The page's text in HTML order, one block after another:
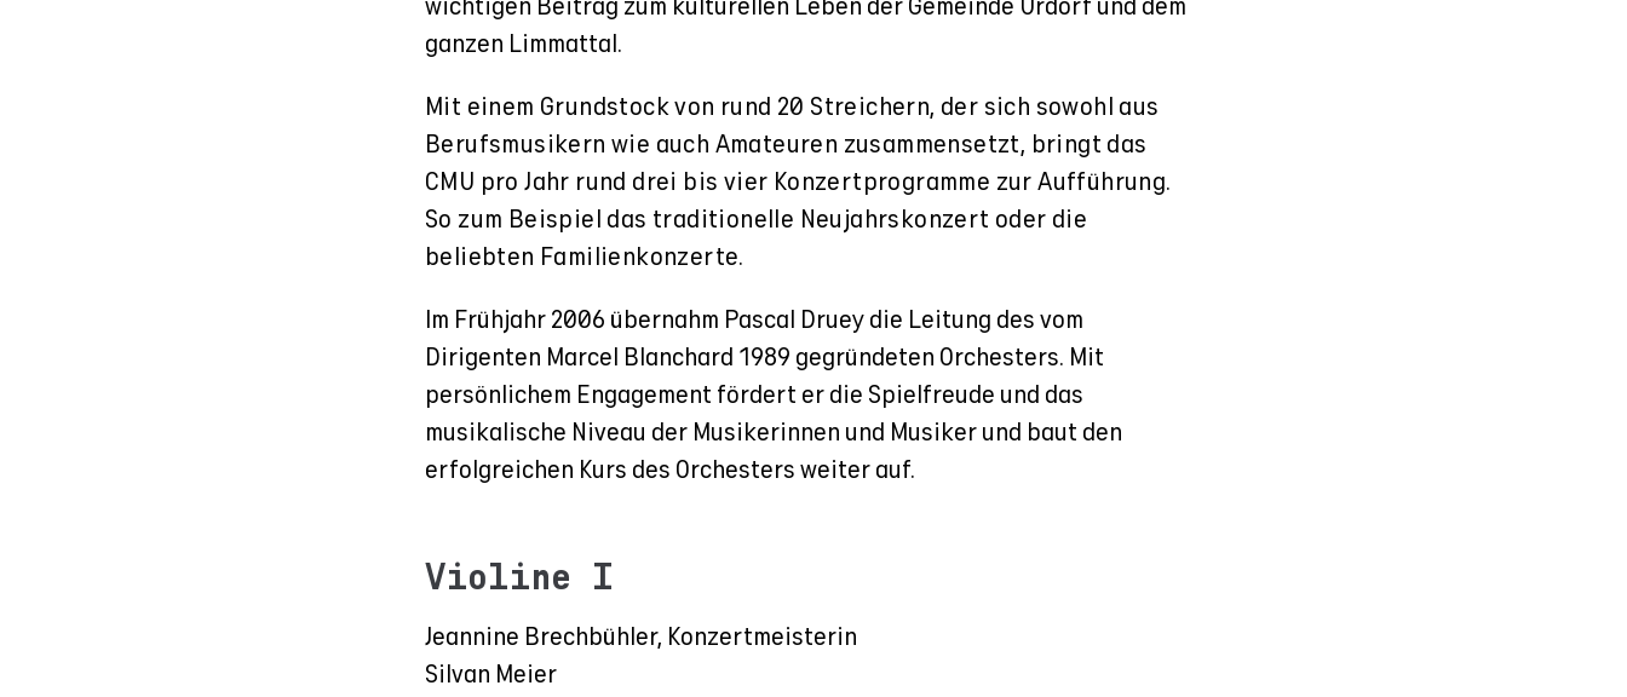
wichtigen Beitrag zum kulturellen Leben der Gemeinde Urdorf und dem
ganzen Limmattal.
Mit einem Grundstock von rund 20 Streichern, der sich sowohl aus
Berufsmusikern wie auch Amateuren zusammensetzt, bringt das
CMU pro Jahr rund drei bis vier Konzertprogramme zur Aufführung.
So zum Beispiel das traditionelle Neujahrskonzert oder die
beliebten Familienkonzerte.
Im Frühjahr 2006 übernahm Pascal Druey die Leitung des vom
Dirigenten Marcel Blanchard 1989 gegründeten Orchesters. Mit
persönlichem Engagement fördert er die Spielfreude und das
musikalische Niveau der Musikerinnen und Musiker und baut den
erfolgreichen Kurs des Orchesters weiter auf.
Violine I
Jeannine Brechbühler, Konzertmeisterin
Silvan Meier